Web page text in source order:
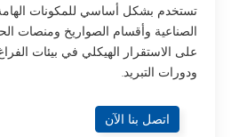
تستخدم بشكل أساسي للمكونات
الصناعية وأقسام الصواريخ ومنصات
على الاستقرار الهيكلي في بيئات
ودورات التبريد.
اتصل بنا الآن